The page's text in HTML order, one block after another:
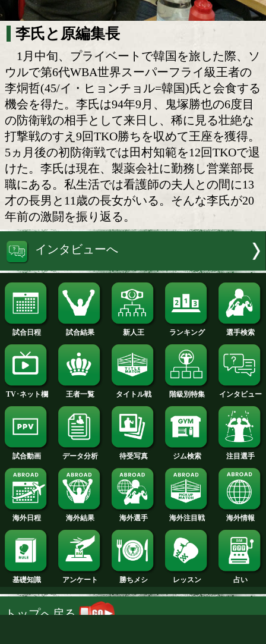
李氏と原編集長
1月中旬、プライベートで韓国を旅し
ウルで第6代WBA世界スーパーフライ級
李烔哲(45/イ・ヒョンチョル=韓国)氏と
機会を得た。李氏は94年9月、鬼塚勝也
の防衛戦の相手として来日し、稀に見
打撃戦のすえ9回TKO勝ちを収めて王座
5ヵ月後の初防衛戦では田村知範を12回
けた。李氏は現在、製薬会社に勤務し
職にある。私生活では看護師の夫人と
才の長男と11歳の長女がいる。そんな
年前の激闘を振り返る。
インタビューへ
試合日程 試合結果 新人王 ランキング
TV･ネット欄 王者一覧 タイトル戦 階級別特集